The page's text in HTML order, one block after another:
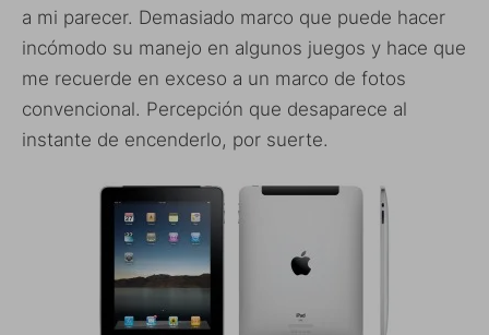
a mi parecer. Demasiado marco que puede hacer
incómodo su manejo en algunos juegos y hace que
me recuerde en exceso a un marco de fotos
convencional. Percepción que desaparece al
instante de encenderlo, por suerte.